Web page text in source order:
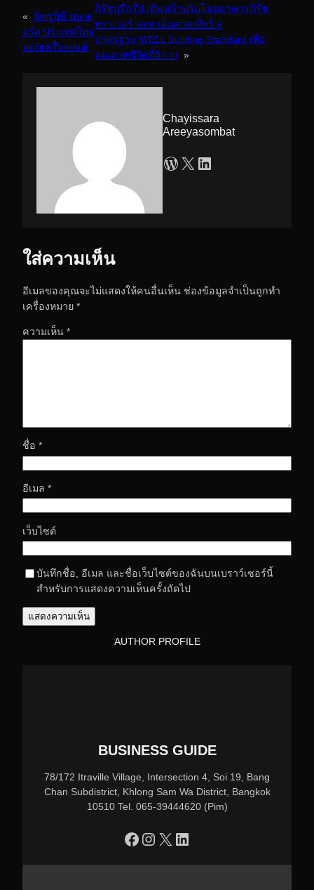
«
มิตซูบิชิ มอเต
อร์ส ประเทศไทย
มอบเครื่องยนต์
ภิรัชบุรีกรุ๊ป เดินหน้าปรับโฉมอาคารภิรัช
ทาวเวอร์ แอท เอ็มควอเทียร์ สู่
มาตรฐาน WELL Building Standard เพื่อ
คุณภาพชีวิตที่ดีกว่า »
Chayissara
Areeyasombat
WordPress X LinkedIn
ใส่ความเห็น
อีเมลของคุณจะไม่แสดงให้คนอื่นเห็น ช่องข้อมูลจำเป็นถูกทำ
เครื่องหมาย *
ความเห็น *
ชื่อ *
อีเมล *
เว็บไซต์
บันทึกชื่อ, อีเมล และชื่อเว็บไซต์ของฉันบนเบราว์เซอร์นี้
สำหรับการแสดงความเห็นครั้งถัดไป
AUTHOR PROFILE
BUSINESS GUIDE
78/172 Itraville Village, Intersection 4, Soi 19, Bang
Chan Subdistrict, Khlong Sam Wa District, Bangkok
10510 Tel. 065-39444620 (Pim)
https://www.facebook.com/profile.php?id=100090086432719 Instagram X LinkedIn